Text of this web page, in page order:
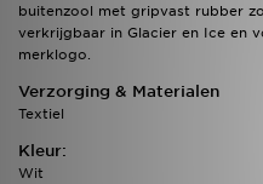
buitenzool met gripvast rubber
verkrijgbaar in Glacier en Ice en
merklogo.
Verzorging & Materialen
Textiel
Kleur:
Wit